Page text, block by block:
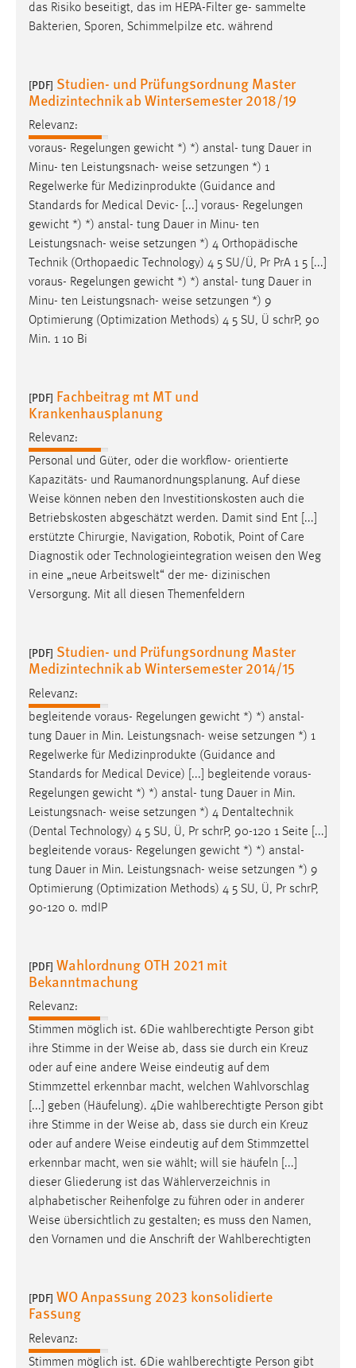
das Risiko beseitigt, das im HEPA-Filter ge- sammelte
Bakterien, Sporen, Schimmelpilze etc. während
[PDF] Studien- und Prüfungsordnung Master
Medizintechnik ab Wintersemester 2018/19
Relevanz:
voraus- Regelungen gewicht *) *) anstal- tung Dauer in
Minu- ten Leistungsnach- weise setzungen *) 1
Regelwerke für Medizinprodukte (Guidance and
Standards for Medical Devic- [...] voraus- Regelungen
gewicht *) *) anstal- tung Dauer in Minu- ten
Leistungsnach- weise setzungen *) 4 Orthopädische
Technik (Orthopaedic Technology) 4 5 SU/Ü, Pr PrA 1 5 [...]
voraus- Regelungen gewicht *) *) anstal- tung Dauer in
Minu- ten Leistungsnach- weise setzungen *) 9
Optimierung (Optimization Methods) 4 5 SU, Ü schrP, 90
Min. 1 10 Bi
[PDF] Fachbeitrag mt MT und
Krankenhausplanung
Relevanz:
Personal und Güter, oder die workflow- orientierte
Kapazitäts- und Raumanordnungsplanung. Auf diese
Weise können neben den Investitionskosten auch die
Betriebskosten abgeschätzt werden. Damit sind Ent [...]
erstützte Chirurgie, Navigation, Robotik, Point of Care
Diagnostik oder Technologieintegration weisen den Weg
in eine „neue Arbeitswelt“ der me- dizinischen
Versorgung. Mit all diesen Themenfeldern
[PDF] Studien- und Prüfungsordnung Master
Medizintechnik ab Wintersemester 2014/15
Relevanz:
begleitende voraus- Regelungen gewicht *) *) anstal-
tung Dauer in Min. Leistungsnach- weise setzungen *) 1
Regelwerke für Medizinprodukte (Guidance and
Standards for Medical Device) [...] begleitende voraus-
Regelungen gewicht *) *) anstal- tung Dauer in Min.
Leistungsnach- weise setzungen *) 4 Dentaltechnik
(Dental Technology) 4 5 SU, Ü, Pr schrP, 90-120 1 Seite [...]
begleitende voraus- Regelungen gewicht *) *) anstal-
tung Dauer in Min. Leistungsnach- weise setzungen *) 9
Optimierung (Optimization Methods) 4 5 SU, Ü, Pr schrP,
90-120 o. mdIP
[PDF] Wahlordnung OTH 2021 mit
Bekanntmachung
Relevanz:
Stimmen möglich ist. 6Die wahlberechtigte Person gibt
ihre Stimme in der Weise ab, dass sie durch ein Kreuz
oder auf eine andere Weise eindeutig auf dem
Stimmzettel erkennbar macht, welchen Wahlvorschlag
[...] geben (Häufelung). 4Die wahlberechtigte Person gibt
ihre Stimme in der Weise ab, dass sie durch ein Kreuz
oder auf andere Weise eindeutig auf dem Stimmzettel
erkennbar macht, wen sie wählt; will sie häufeln [...]
dieser Gliederung ist das Wählerverzeichnis in
alphabetischer Reihenfolge zu führen oder in anderer
Weise übersichtlich zu gestalten; es muss den Namen,
den Vornamen und die Anschrift der Wahlberechtigten
[PDF] WO Anpassung 2023 konsolidierte
Fassung
Relevanz:
Stimmen möglich ist. 6Die wahlberechtigte Person gibt